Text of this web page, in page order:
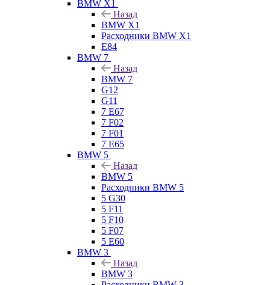
BMW X1
Назад
BMW X1
Расходники BMW X1
E84
BMW 7
Назад
BMW 7
G12
G11
7 Е67
7 F02
7 F01
7 E65
BMW 5
Назад
BMW 5
Расходники BMW 5
5 G30
5 F11
5 F10
5 F07
5 E60
BMW 3
Назад
BMW 3